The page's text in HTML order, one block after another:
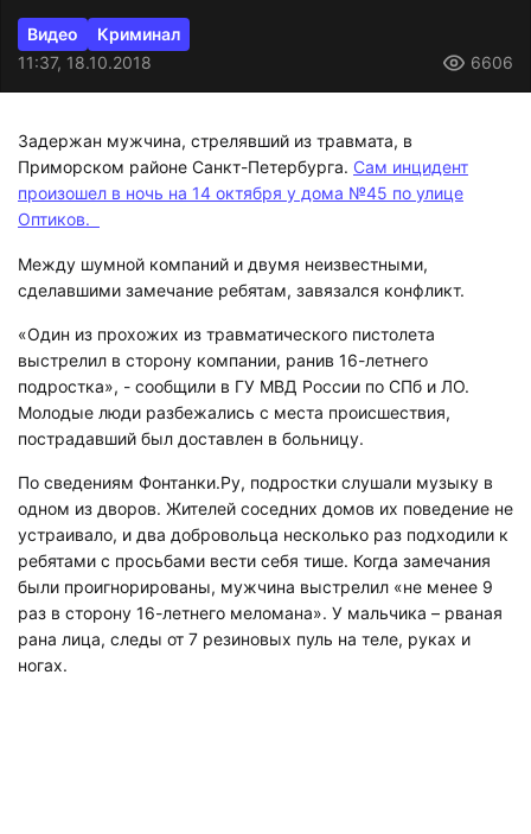
Видео
Криминал
11:37, 18.10.2018
6606
Задержан мужчина, стрелявший из травмата, в
Приморском районе Санкт-Петербурга. Сам инцидент
произошел в ночь на 14 октября у дома №45 по улице
Оптиков.
Между шумной компаний и двумя неизвестными,
сделавшими замечание ребятам, завязался конфликт.
«Один из прохожих из травматического пистолета
выстрелил в сторону компании, ранив 16-летнего
подростка», - сообщили в ГУ МВД России по СПб и ЛО.
Молодые люди разбежались с места происшествия,
пострадавший был доставлен в больницу.
По сведениям Фонтанки.Ру, подростки слушали музыку в
одном из дворов. Жителей соседних домов их поведение не
устраивало, и два добровольца несколько раз подходили к
ребятами с просьбами вести себя тише. Когда замечания
были проигнорированы, мужчина выстрелил «не менее 9
раз в сторону 16-летнего меломана». У мальчика – рваная
рана лица, следы от 7 резиновых пуль на теле, руках и
ногах.